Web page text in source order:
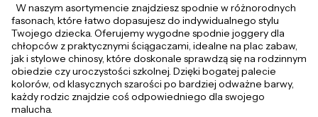
W naszym asortymencie znajdziesz spodnie w różnorodnych
fasonach, które łatwo dopasujesz do indywidualnego stylu
Twojego dziecka. Oferujemy wygodne spodnie joggery dla
chłopców z praktycznymi ściągaczami, idealne na plac zabaw,
jak i stylowe chinosy, które doskonale sprawdzą się na rodzinnym
obiedzie czy uroczystości szkolnej. Dzięki bogatej palecie
kolorów, od klasycznych szarości po bardziej odważne barwy,
każdy rodzic znajdzie coś odpowiedniego dla swojego
malucha.